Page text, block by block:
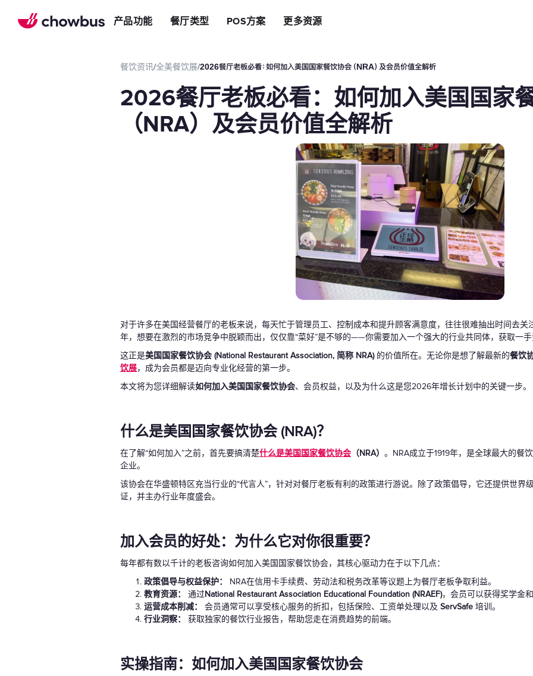
产品功能
POS系统
等位系统
预约
Chowbus Go商家App
自助点餐机
手持POS
平板点餐
扫码点餐
取餐叫号屏
厨房显示系统
增加客流方案
会员系统
短信营销
促销引擎
礼品卡
AI 广告投放
AI 社媒营销
AI 创意素材
AI 评价洞察
三方整合方案
外卖平台整合
解锁更多资金
资金周转
AI
新
餐厅类型
面包店增加收入
切换到Chowbus
POS方案 更多资源
长期推荐，轻松赚钱
餐饮资讯/全美餐饮展/‍2026餐厅老板必看：如何加入美国国家餐饮协会（NRA）及会员价值全解析
‍2026餐厅老板必看：如何加入美国国家
（NRA）及会员价值全解析
对于许多在美国经营餐厅的老板来说，每天忙于管理员工、控制成本和提升顾客满意度，往往很难抽出时间去关
年，想要在激烈的市场竞争中脱颖而出，仅仅靠“菜好”是不够的——你需要加入一个强大的行业共同体，获取一手
这正是美国国家餐饮协会 (National Restaurant Association, 简称 NRA)的价值所在。无论你是想了解最新的餐饮
饮展，成为会员都是迈向专业化经营的第一步。
本文将为您详细解读如何加入美国国家餐饮协会、会员权益，以及为什么这是您2026年增长计划中的关键一步。
什么是美国国家餐饮协会 (NRA)？
在了解“如何加入”之前，首先要搞清楚什么是美国国家餐饮协会 （NRA） 。NRA成立于1919年，是全球最大的餐
企业。
该协会在华盛顿特区充当行业的“代言人”，针对对餐厅老板有利的政策进行游说。除了政策倡导，它还提供世界
证，并主办行业年度盛会。
加入会员的好处：为什么它对你很重要？
每年都有数以千计的老板咨询如何加入美国国家餐饮协会，其核心驱动力在于以下几点：
政策倡导与权益保护：
NRA在信用卡手续费、劳动法和税务改革等议题上为餐厅老板争取利益。
教育资源：
通过National Restaurant Association Educational Foundation (NRAEF)，会员可以获得奖学金
运营成本削减：
会员通常可以享受核心服务的折扣，包括保险、工资单处理以及 ServSafe 培训。
行业洞察：
获取独家的餐饮行业报告，帮助您走在消费趋势的前端。
实操指南：如何加入美国国家餐饮协会